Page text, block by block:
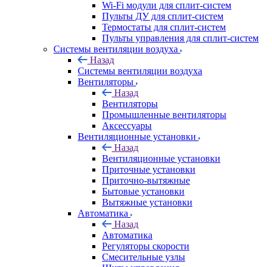
Wi-Fi модули для сплит-систем
Пульты ДУ для сплит-систем
Термостаты для сплит-систем
Пульты управления для сплит-систем
Системы вентиляции воздуха
Назад
Системы вентиляции воздуха
Вентиляторы
Назад
Вентиляторы
Промышленные вентиляторы
Аксессуары
Вентиляционные установки
Назад
Вентиляционные установки
Приточные установки
Приточно-вытяжные
Бытовые установки
Вытяжные установки
Автоматика
Назад
Автоматика
Регуляторы скорости
Смесительные узлы